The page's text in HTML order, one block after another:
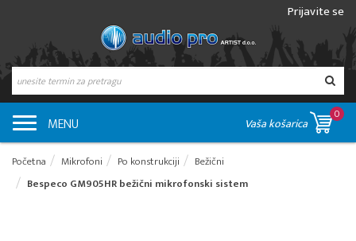
Prijavite se
MENU Vaša košarica
0
Početna Mikrofoni Po konstrukciji
Bežični
Bespeco GM905HR bežični mikrofonski sistem